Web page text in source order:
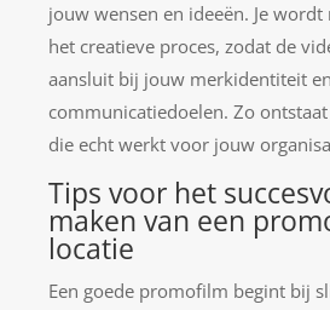
jouw wensen en ideeën. Je
het creatieve proces, zodat de
aansluit bij jouw merkidentiteit en
communicatiedoelen. Zo
die echt werkt voor jouw
Tips voor het
maken van een
locatie
Een goede promofilm begint bij